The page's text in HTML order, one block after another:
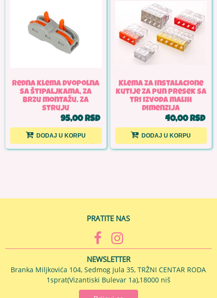
Redna klema dvopolna
sa štipaljkama, za
brzu montažu. Za
struju
95,00 RSD
DODAJ U KORPU
Klema za instalacione
kutije za pun presek sa
tri izvoda malih
dimenzija
40,00 RSD
DODAJ U KORPU
PRATITE NAS
NEWSLETTER
Branka Miljkovića 104, Sedmog jula 35, TRŽNI CENTAR RODA
1sprat(Vizantiski Bulevar 1a),18000 niš